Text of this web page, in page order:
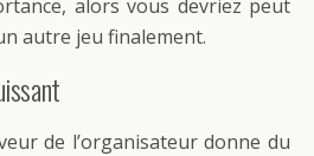
alors vous devriez peut
autre jeu finalement.
de l’organisateur donne du